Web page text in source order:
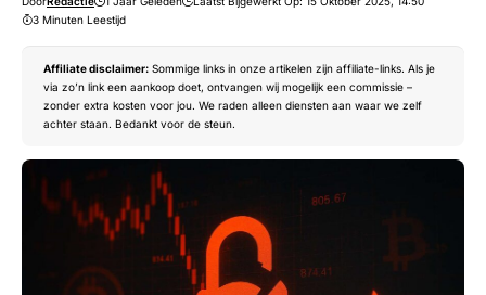
3 Minuten Leestijd
Affiliate disclaimer: Sommige links in onze artikelen zijn affiliate-links. Als je
via zo’n link een aankoop doet, ontvangen wij mogelijk een commissie –
zonder extra kosten voor jou. We raden alleen diensten aan waar we zelf
achter staan. Bedankt voor de steun.